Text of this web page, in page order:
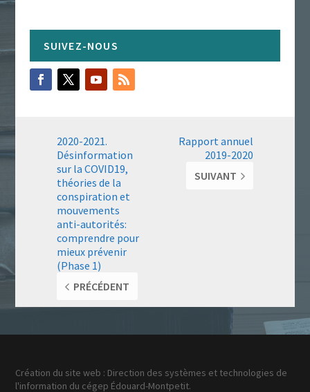
2020-2021.
Désinformation
sur la COVID19,
théories de la
conspiration et
mouvements
anti-autorités:
comprendre pour
mieux prévenir
(Phase 1)
PRÉCÉDENT
Rapport annuel
2019-2020
SUIVANT
Création du site web : Direction des systèmes et technologies de
l'information du cégep Édouard-Montpetit.